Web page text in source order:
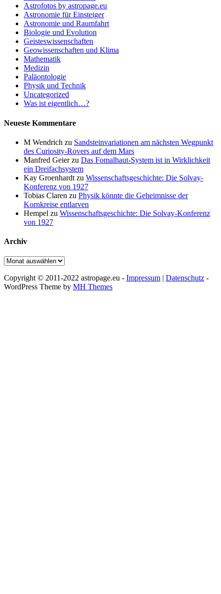
Astrofotos by astropage.eu
Astronomie für Einsteiger
Astronomie und Raumfahrt
Biologie und Evolution
Geisteswissenschaften
Geowissenschaften und Klima
Mathematik
Medizin
Paläontologie
Physik und Technik
Uncategorized
Was ist eigentlich…?
Neueste Kommentare
M Wendrich zu Sandsteinvariationen am nächsten Wegpunkt
des Curiosity-Rovers auf dem Mars
Manfred Geierzu Das Fomalhaut-System ist in Wirklichkeit
ein Dreifachsystem
Kay Groenhardt zu Wissenschaftsgeschichte: Die Solvay-
Konferenz von 1927
Tobias Claren zu Physik könnte die Geheimnisse der
Kornkreise entlarven
Hempel zu Wissenschaftsgeschichte: Die Solvay-Konferenz
von 1927
Archiv
Archiv
Copyright © 2011-2022 astropage.eu - Impressum | Datenschutz -
WordPress Theme by MH Themes